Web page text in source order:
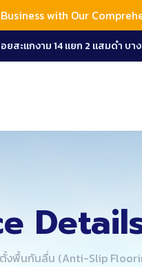
with Our
ยสะแกงาม 14 แยก 2 แสมดำ บา
งพื้นกันลื่น (Anti-Slip